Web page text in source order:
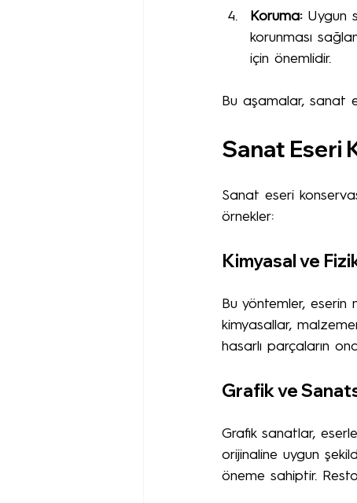
Koruma: Uygun
korunması
için önemlidir.
Bu aşamalar, sanat
Sanat Eseri
Sanat eseri
örnekler:
Kimyasal ve
Bu yöntemler, eserin
kimyasallar,
hasarlı parçaların
Grafik ve
Grafik sanatlar,
orijinaline uygun
öneme sahiptir.